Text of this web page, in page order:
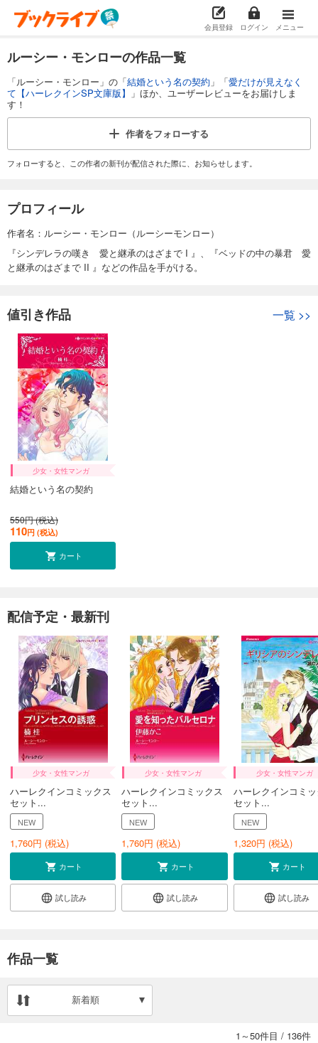
会員登録 ログイン メニュー
ルーシー・モンローの作品一覧
「ルーシー・モンロー」の「結婚という名の契約 」「愛だけが見えなく
て【ハーレクインSP文庫版】
」ほか、ユーザーレビューをお届けしま
す！
作者をフォローする
フォローすると、この作者の新刊が配信された際に、お知らせします。
プロフィール
作者名：ルーシー・モンロー（ルーシーモンロー）
『シンデレラの嘆き 愛と継承のはざまで I 』、『ベッドの中の暴君 愛
と継承のはざまで II 』などの作品を手がける。
値引き作品 一覧 >>
少女・女性マンガ
結婚という名の契約
550円 (税込)
110円 (税込)
カート
配信予定・最新刊
少女・女性マンガ
ハーレクインコミックス
セット...
NEW
1,760円 (税込)
カート
試し読み
少女・女性マンガ
ハーレクインコミックス
セット...
NEW
1,760円 (税込)
カート
試し読み
少女・女性マンガ
ハーレクインコミ
セット...
NEW
1,320円 (税込)
カート
試し読み
作品一覧
新着順
1～50件目 / 136件